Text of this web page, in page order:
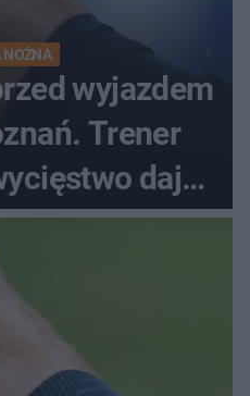
NOŻNA
wyjazdem
Trener
daje